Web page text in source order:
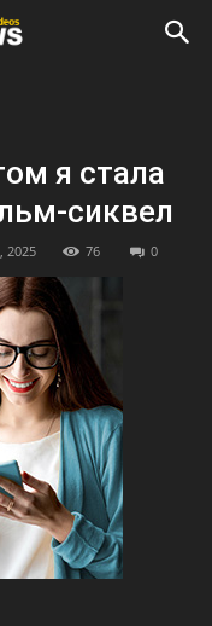
я стала
сиквел
2025 76 0